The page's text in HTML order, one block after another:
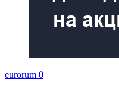
eurorum 0